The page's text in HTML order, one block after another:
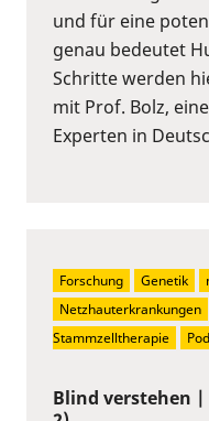
und für eine
genau bedeutet
Schritte werden
mit Prof. Bolz,
Experten in
Blind verstehen
Forschung Genetik
Netzhauterkrankungen
Stammzelltherapie